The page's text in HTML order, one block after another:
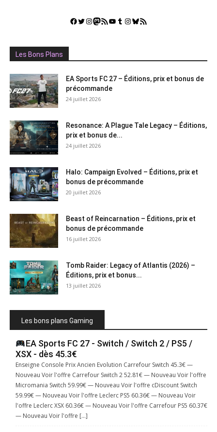
Facebook
Twitter
Instagram
Mastodon
Flux RSSYouTube
Tumblr
Instagram
Bluesky
GestGame
Les Bons Plans
EA Sports FC 27 – Éditions, prix et bonus de
précommande
24 juillet 2026
Resonance: A Plague Tale Legacy – Éditions,
prix et bonus de...
24 juillet 2026
Halo: Campaign Evolved – Éditions, prix et
bonus de précommande
20 juillet 2026
Beast of Reincarnation – Éditions, prix et
bonus de précommande
16 juillet 2026
Tomb Raider: Legacy of Atlantis (2026) –
Éditions, prix et bonus...
13 juillet 2026
Les bons plans Gaming
EA Sports FC 27 - Switch / Switch 2 / PS5 /
XSX - dès 45.3€
Enseigne Console Prix Ancien Evolution Carrefour Switch 45.3€ —
Nouveau Voir l'offre Carrefour Switch 2 52.81€ — Nouveau Voir l'offre
Micromania Switch 59.99€ — Nouveau Voir l'offre cDiscount Switch
59.99€ — Nouveau Voir l'offre Leclerc PS5 60.36€ — Nouveau Voir
l'offre Leclerc XSX 60.36€ — Nouveau Voir l'offre Carrefour PS5 60.37€
— Nouveau Voir l'offre […]